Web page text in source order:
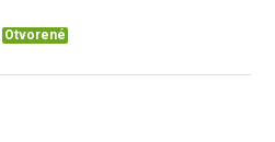
Otvorené